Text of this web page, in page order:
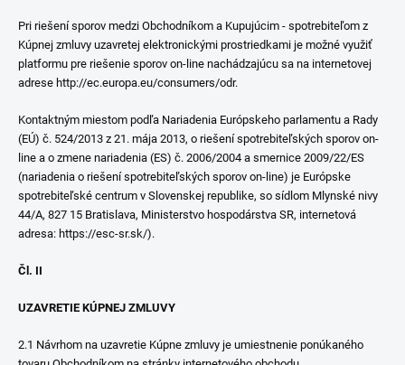
Pri riešení sporov medzi Obchodníkom a Kupujúcim - spotrebiteľom z
Kúpnej zmluvy uzavretej elektronickými prostriedkami je možné využiť
platformu pre riešenie sporov on-line nachádzajúcu sa na internetovej
adrese http://ec.europa.eu/consumers/odr.
Kontaktným miestom podľa Nariadenia Európskeho parlamentu a Rady
(EÚ) č. 524/2013 z 21. mája 2013, o riešení spotrebiteľských sporov on-
line a o zmene nariadenia (ES) č. 2006/2004 a smernice 2009/22/ES
(nariadenia o riešení spotrebiteľských sporov on-line) je Európske
spotrebiteľské centrum v Slovenskej republike, so sídlom Mlynské nivy
44/A, 827 15 Bratislava, Ministerstvo hospodárstva SR, internetová
adresa: https://esc-sr.sk/).
Čl. II
UZAVRETIE KÚPNEJ ZMLUVY
2.1 Návrhom na uzavretie Kúpne zmluvy je umiestnenie ponúkaného